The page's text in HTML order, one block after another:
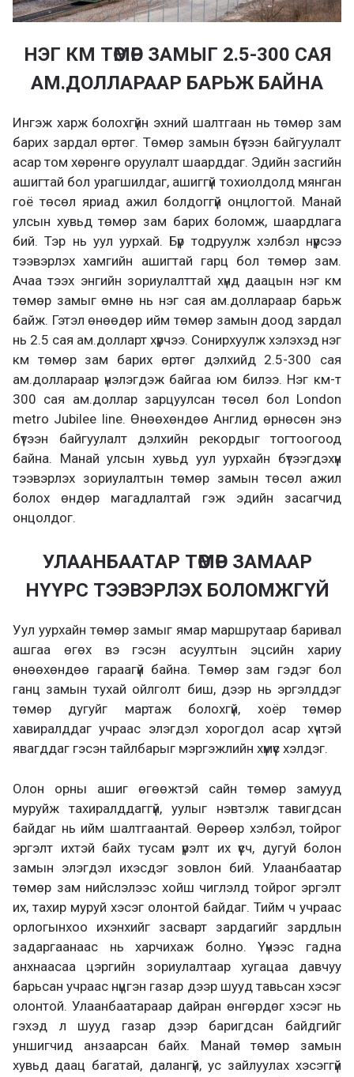
НЭГ КМ ТӨМӨР ЗАМЫГ 2.5-300 САЯ
АМ.ДОЛЛАРААР БАРЬЖ БАЙНА
Ингэж харж болохгүйн эхний шалтгаан нь төмөр зам
барих зардал өртөг. Төмөр замын бүтээн байгуулалт
асар том хөрөнгө оруулалт шаарддаг. Эдийн засгийн
ашигтай бол урагшилдаг, ашиггүй тохиолдолд мянган
гоё төсөл яриад ажил болдоггүй онцлогтой. Манай
улсын хувьд төмөр зам барих боломж, шаардлага
бий. Тэр нь уул уурхай. Бүр тодруулж хэлбэл нүүрсээ
тээвэрлэх хамгийн ашигтай гарц бол төмөр зам.
Ачаа тээх энгийн зориулалттай хүнд даацын нэг км
төмөр замыг өмнө нь нэг сая ам.доллараар барьж
байж. Гэтэл өнөөдөр ийм төмөр замын доод зардал
нь 2.5 сая ам.долларт хүрчээ. Сонирхуулж хэлэхэд нэг
км төмөр зам барих өртөг дэлхийд 2.5-300 сая
ам.доллараар үнэлэгдэж байгаа юм билээ. Нэг км-т
300 сая ам.доллар зарцуулсан төсөл бол London
metro Jubilee line. Өнөөхөндөө Англид өрнөсөн энэ
бүтээн байгуулалт дэлхийн рекордыг тогтоогоод
байна. Манай улсын хувьд уул уурхайн бүтээгдэхүүн
тээвэрлэх зориулалтын төмөр замын төсөл ажил
болох өндөр магадлалтай гэж эдийн засагчид
онцолдог.
УЛААНБААТАР ТӨМӨР ЗАМААР
НҮҮРС ТЭЭВЭРЛЭХ БОЛОМЖГҮЙ
Уул уурхайн төмөр замыг ямар маршрутаар баривал
ашгаа өгөх вэ гэсэн асуултын эцсийн хариу
өнөөхөндөө гараагүй байна. Төмөр зам гэдэг бол
ганц замын тухай ойлголт биш, дээр нь эргэлддэг
төмөр дугуйг мартаж болохгүй, хоёр төмөр
хавиралддаг учраас элэгдэл хорогдол асар хүчтэй
явагддаг гэсэн тайлбарыг мэргэжлийн хүмүүс хэлдэг.
Олон орны ашиг өгөөжтэй сайн төмөр замууд
муруйж тахиралддаггүй, уулыг нэвтэлж тавигдсан
байдаг нь ийм шалтгаантай. Өөрөөр хэлбэл, тойрог
эргэлт ихтэй байх тусам үрэлт их үүсч, дугуй болон
замын элэгдэл ихэсдэг зовлон бий. Улаанбаатар
төмөр зам нийслэлээс хойш чиглэлд тойрог эргэлт
их, тахир муруй хэсэг олонтой байдаг. Тийм ч учраас
орлогынхоо ихэнхийг засварт зардагийг зардлын
задаргаанаас нь харчихаж болно. Үүнээс гадна
анхнаасаа цэргийн зориулалтаар хугацаа давчуу
барьсан учраас нүцгэн газар дээр шууд тавьсан хэсэг
олонтой. Улаанбаатараар дайран өнгөрдөг хэсэг нь
гэхэд л шууд газар дээр баригдсан байдгийг
уншигчид анзаарсан байх. Манай төмөр замын
хувьд даац багатай, далангүй, ус зайлуулах хэсэггүй